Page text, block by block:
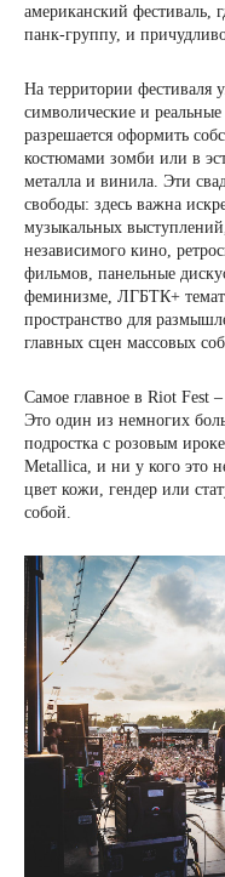
американский фестиваль,
панк-группу, и
На территории фестиваля
символические и
разрешается оформить
костюмами зомби или в
металла и винила. Эти
свободы: здесь важна
музыкальных
независимого кино,
фильмов, панельные
феминизме, ЛГБТК+
пространство для
главных сцен массовых
Самое главное в Riot Fest
Это один из немногих
подростка с розовым
Metallica, и ни у кого это
цвет кожи, гендер или
собой.